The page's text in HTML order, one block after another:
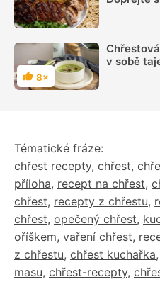
Hodnocení
8×
v sobě
Tématické fráze:
chřest recepty, chřest,
příloha, recept na chřest,
chřest, recepty z chřestu,
chřest, opečený chřest,
oříškem, vaření chřest,
z chřestu, chřest kuchařka,
masu, chřest-recepty,